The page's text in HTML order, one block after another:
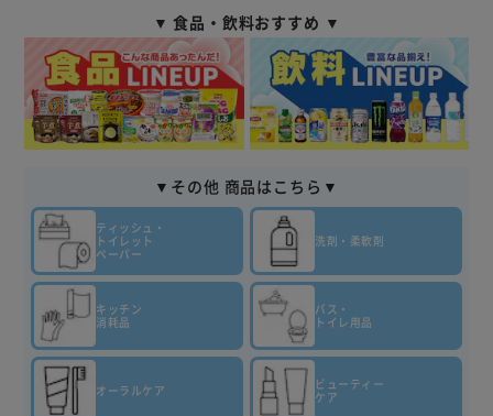
▼ 食品・飲料おすすめ ▼
▼その他 商品はこちら▼
ティッシュ・
トイレット
ペーパー
洗剤・柔軟剤
キッチン
消耗品
バス・
トイレ用品
オーラルケア
ビューティー
ケア